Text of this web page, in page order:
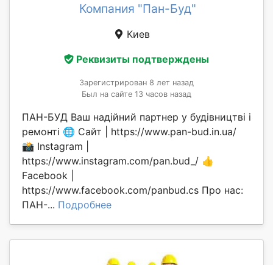
Компания "Пан-Буд"
Киев
Реквизиты подтверждены
Зарегистрирован 8 лет назад
Был на сайте 13 часов назад
ПАН-БУД Ваш надійний партнер у будівництві і
ремонті 🌐 Сайт | https://www.pan-bud.in.ua/
📸 Instagram |
https://www.instagram.com/pan.bud_/ 👍
Facebook |
https://www.facebook.com/panbud.cs Про нас:
ПАН-... Подробнее